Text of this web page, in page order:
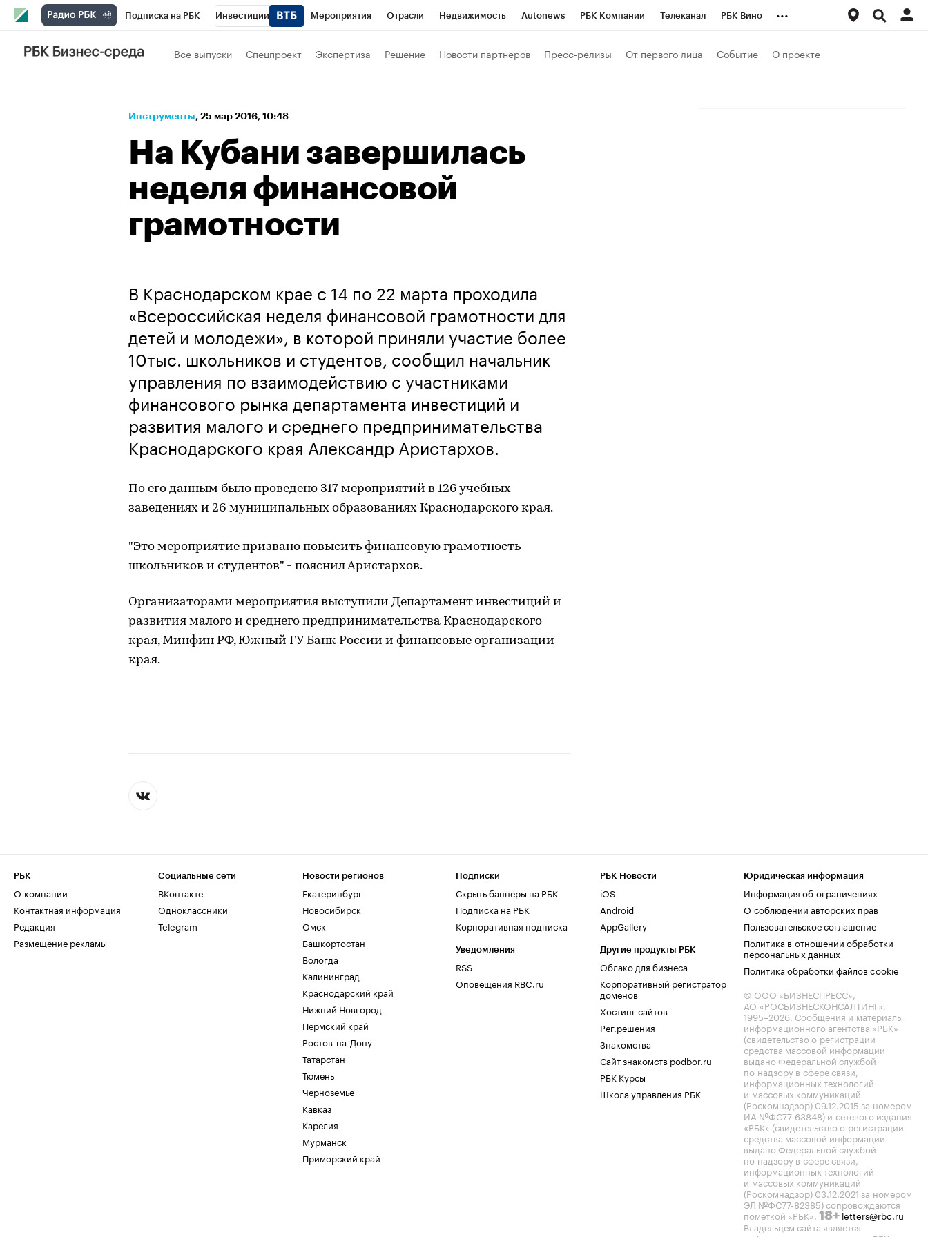
Подписка на РБК Инвестиции Мероприятия Отрасли Недвижимость Autonews РБК Компании Телеканал РБК Вино
Спорт
Технологии и медиа Финансы
...
Все выпуски Спецпроект Экспертиза Решение Новости партнеров Пресс-релизы От первого лица Событие О проекте
Инструменты⁠, 25 мар 2016, 10:48
На Кубани завершилась
неделя финансовой
грамотности
В Краснодарском крае с 14 по 22 марта проходила
«Всероссийская неделя финансовой грамотности для
детей и молодежи», в которой приняли участие более
10тыс. школьников и студентов, сообщил начальник
управления по взаимодействию с участниками
финансового рынка департамента инвестиций и
развития малого и среднего предпринимательства
Краснодарского края Александр Аристархов.
По его данным было проведено 317 мероприятий в 126 учебных
заведениях и 26 муниципальных образованиях Краснодарского края.
"Это мероприятие призвано повысить финансовую грамотность
школьников и студентов" - пояснил Аристархов.
Организаторами мероприятия выступили Департамент инвестиций и
развития малого и среднего предпринимательства Краснодарского
края, Минфин РФ, Южный ГУ Банк России и финансовые организации
края.
РБК
О компании
Контактная информация
Редакция
Размещение рекламы
Социальные сети
ВКонтакте
Одноклассники
Telegram
Новости регионов
Екатеринбург
Новосибирск
Омск
Башкортостан
Вологда
Калининград
Краснодарский край
Нижний Новгород
Пермский край
Ростов-на-Дону
Татарстан
Тюмень
Черноземье
Кавказ
Карелия
Мурманск
Приморский край
Подписки
Скрыть баннеры на РБК
Подписка на РБК
Корпоративная подписка
Уведомления
RSS
Оповещения RBC.ru
РБК Новости
iOS
Android
AppGallery
Другие продукты РБК
Облако для бизнеса
Корпоративный регистратор
доменов
Хостинг сайтов
Рег.решения
Знакомства
Сайт знакомств podbor.ru
РБК Курсы
Школа управления РБК
Юридическая информация
Информация об ограничениях
О соблюдении авторских прав
Пользовательское соглашение
Политика в отношении обработки
персональных данных
Политика обработки файлов cookie
© ООО «БИЗНЕСПРЕСС»,
АО «РОСБИЗНЕСКОНСАЛТИНГ»,
1995–2026. Сообщения и материалы
информационного агентства «РБК»
(свидетельство о регистрации
средства массовой информации
выдано Федеральной службой
по надзору в сфере связи,
информационных технологий
и массовых коммуникаций
(Роскомнадзор) 09.12.2015 за номером
ИА №ФС77-63848) и сетевого издания
«РБК» (свидетельство о регистрации
средства массовой информации
выдано Федеральной службой
по надзору в сфере связи,
информационных технологий
и массовых коммуникаций
(Роскомнадзор) 03.12.2021 за номером
ЭЛ №ФС77-82385) сопровождаются
пометкой «РБК». 18+ letters@rbc.ru
Владельцем сайта является